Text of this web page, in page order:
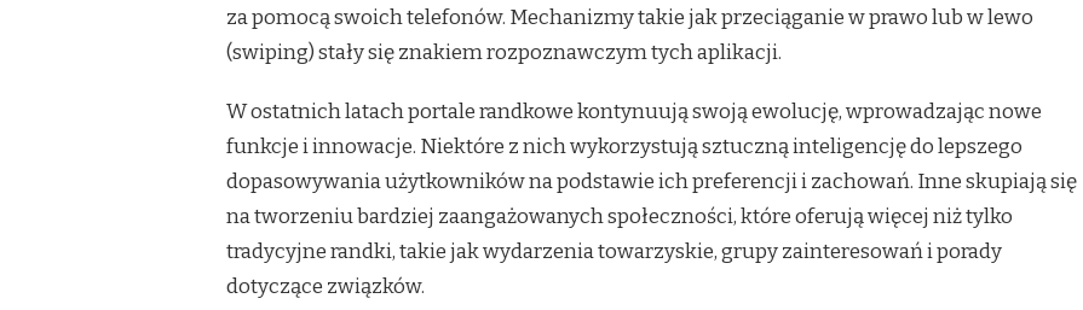
za pomocą swoich telefonów. Mechanizmy takie jak przeciąganie w prawo lub w lewo
(swiping) stały się znakiem rozpoznawczym tych aplikacji.
W ostatnich latach portale randkowe kontynuują swoją ewolucję, wprowadzając nowe
funkcje i innowacje. Niektóre z nich wykorzystują sztuczną inteligencję do lepszego
dopasowywania użytkowników na podstawie ich preferencji i zachowań. Inne skupiają się
na tworzeniu bardziej zaangażowanych społeczności, które oferują więcej niż tylko
tradycyjne randki, takie jak wydarzenia towarzyskie, grupy zainteresowań i porady
dotyczące związków.